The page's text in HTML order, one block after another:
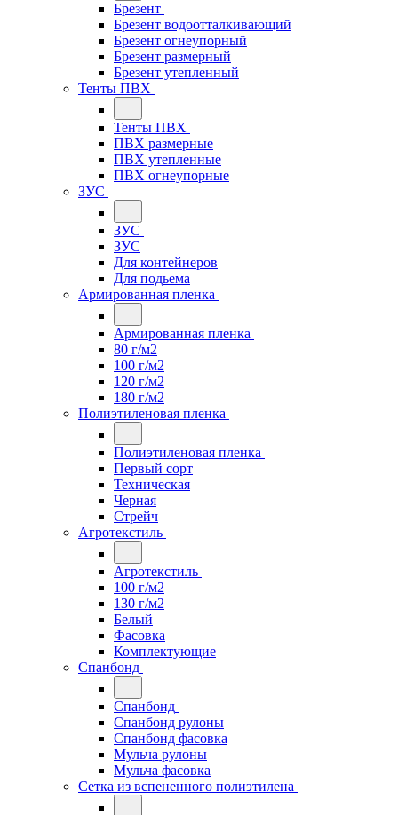
Брезент
Брезент водоотталкивающий
Брезент огнеупорный
Брезент размерный
Брезент утепленный
Тенты ПВХ
Тенты ПВХ
ПВХ размерные
ПВХ утепленные
ПВХ огнеупорные
ЗУС
ЗУС
ЗУС
Для контейнеров
Для подьема
Армированная пленка
Армированная пленка
80 г/м2
100 г/м2
120 г/м2
180 г/м2
Полиэтиленовая пленка
Полиэтиленовая пленка
Первый сорт
Техническая
Черная
Стрейч
Агротекстиль
Агротекстиль
100 г/м2
130 г/м2
Белый
Фасовка
Комплектующие
Спанбонд
Спанбонд
Спанбонд рулоны
Спанбонд фасовка
Мульча рулоны
Мульча фасовка
Сетка из вспененного полиэтилена